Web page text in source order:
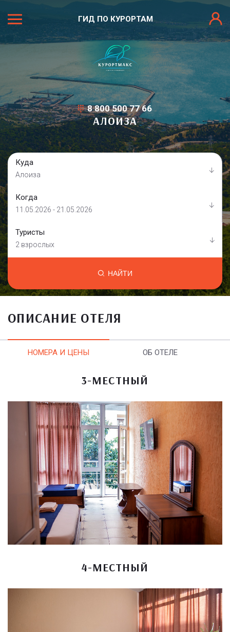
ГИД ПО КУРОРТАМ
8 800 500 77 66
АЛОИЗА
Куда
Алоиза
Когда
11.05.2026 - 21.05.2026
Туристы
2 взрослых
НАЙТИ
ОПИСАНИЕ ОТЕЛЯ
НОМЕРА И ЦЕНЫ ОБ ОТЕЛЕ
3-МЕСТНЫЙ
4-МЕСТНЫЙ